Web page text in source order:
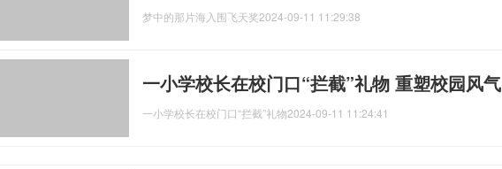
梦中的那片海入围飞天奖2024-09-11 11:29:38
一小学校长在校门口“拦截”礼物 重塑校园风气
一小学校长在校门口“拦截”礼物2024-09-11 11:24:41